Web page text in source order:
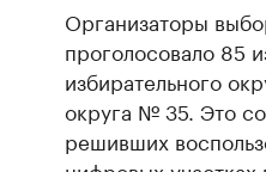
Организаторы
проголосовало 85
избирательного
округа № 35. Это
решивших